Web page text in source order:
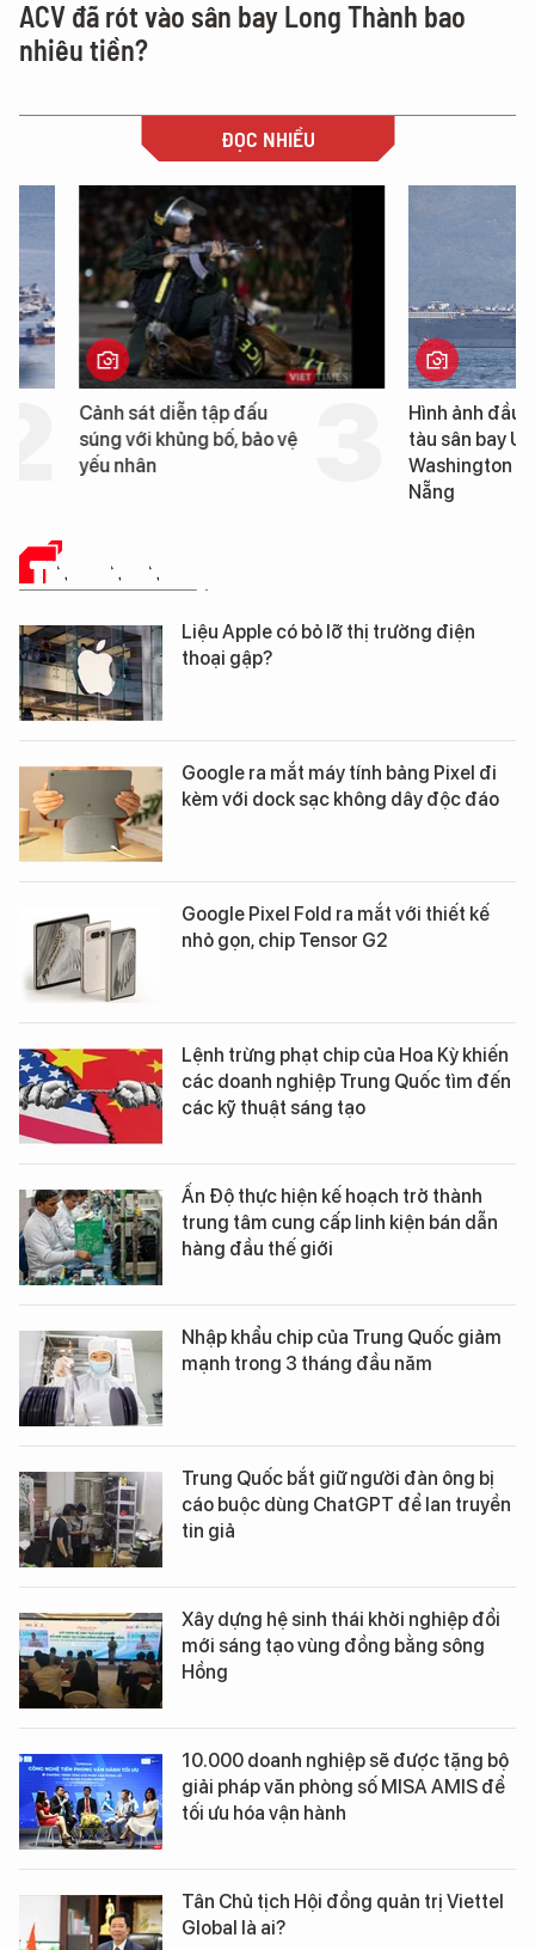
ACV đã rót vào sân bay Long Thành bao
nhiêu tiền?
ĐỌC NHIỀU
Cảnh sát diễn tập đấu
súng với khủng bố, bảo vệ
yếu nhân
Hình ảnh đầu tiên về
tàu sân bay USS
Washington vừa đến
TIN CÔNG NGHỆ
Liệu Apple có bỏ lỡ thị trường điện
thoại gập?
Google ra mắt máy tính bảng Pixel đi
kèm với dock sạc không dây độc đáo
Google Pixel Fold ra mắt với thiết kế
nhỏ gọn, chip Tensor G2
Lệnh trừng phạt chip của Hoa Kỳ khiến
các doanh nghiệp Trung Quốc tìm đến
các kỹ thuật sáng tạo
Ấn Độ thực hiện kế hoạch trở thành
trung tâm cung cấp linh kiện bán dẫn
hàng đầu thế giới
Nhập khẩu chip của Trung Quốc giảm
mạnh trong 3 tháng đầu năm
Trung Quốc bắt giữ người đàn ông bị
cáo buộc dùng ChatGPT để lan truyền
tin giả
Xây dựng hệ sinh thái khởi nghiệp đổi
mới sáng tạo vùng đồng bằng sông
Hồng
10.000 doanh nghiệp sẽ được tặng bộ
giải pháp văn phòng số MISA AMIS để
tối ưu hóa vận hành
Tân Chủ tịch Hội đồng quản trị Viettel
Global là ai?